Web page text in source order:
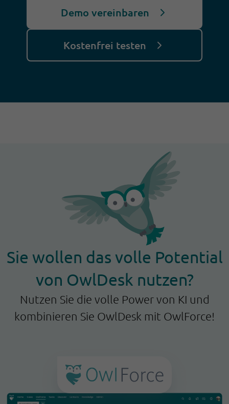
Demo vereinbaren
Kostenfrei testen
Sie wollen das volle Potential
von OwlDesk nutzen?
Nutzen Sie die volle Power von KI und
kombinieren Sie OwlDesk mit OwlForce!